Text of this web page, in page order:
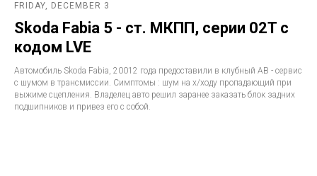
FRIDAY, DECEMBER 3
Skoda Fabia 5 - ст. МКПП, серии 02T с
кодом LVE
Автомобиль Skoda Fabia, 20012 года предоставили в клубный АВ - сервис
с шумом в трансмиссии. Симптомы : шум на х/ходу пропадающий при
выжиме сцепления. Владелец авто решил заранее заказать блок задних
подшипников и привез его с собой.